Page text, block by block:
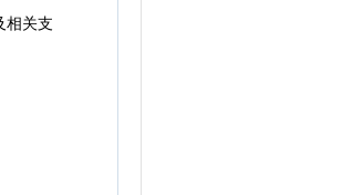
相关支